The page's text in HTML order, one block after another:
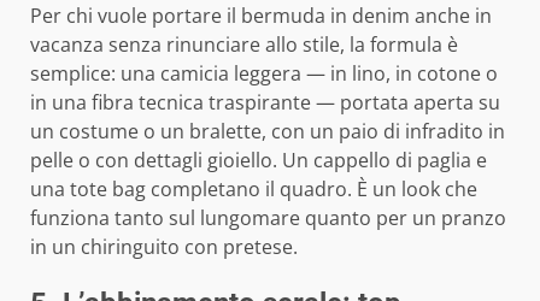
Per chi vuole portare il bermuda in denim anche in
vacanza senza rinunciare allo stile, la formula è
semplice: una camicia leggera — in lino, in cotone o
in una fibra tecnica traspirante — portata aperta su
un costume o un bralette, con un paio di infradito in
pelle o con dettagli gioiello. Un cappello di paglia e
una tote bag completano il quadro. È un look che
funziona tanto sul lungomare quanto per un pranzo
in un chiringuito con pretese.